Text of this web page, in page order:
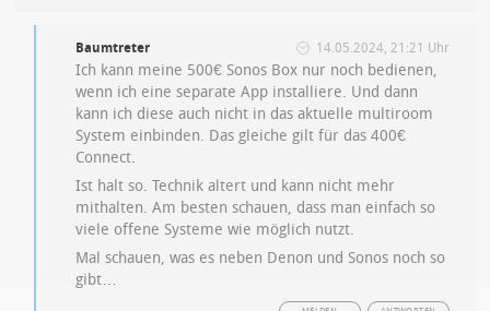
Baumtreter 14.05.2024, 21:21 Uhr
Ich kann meine 500€ Sonos Box nur noch bedienen,
wenn ich eine separate App installiere. Und dann
kann ich diese auch nicht in das aktuelle multiroom
System einbinden. Das gleiche gilt für das 400€
Connect.
Ist halt so. Technik altert und kann nicht mehr
mithalten. Am besten schauen, dass man einfach so
viele offene Systeme wie möglich nutzt.
Mal schauen, was es neben Denon und Sonos noch so
gibt…